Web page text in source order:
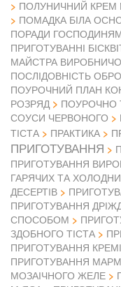
ПОЛУНИЧНИЙ КРЕМ
ПОМАДКА БІЛА
ПОРАДИ
ПРИГОТУВАННІ
МАЙСТРА
ПОСЛІДОВНІСТЬ
ПОУРОЧНИЙ ПЛАН
РОЗРЯД
ПОУРОЧНО
СОУСИ ЧЕРВОНОГО
ТІСТА
ПРАКТИКА
ПРИГОТУВАННЯ
ПРИГОТУВАННЯ
ГАРЯЧИХ ТА
ДЕСЕРТІВ
ПРИГОТУВАННЯ
СПОСОБОМ
ЗДОБНОГО ТІСТА
ПРИГОТУВАННЯ
ПРИГОТУВАННЯ
МОЗАІЧНОГО ЖЕЛЕ